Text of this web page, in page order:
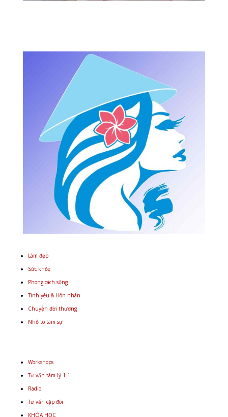
Làm đẹp
Sức khỏe
Phong cách sống
Tình yêu & Hôn nhân
Chuyện đời thường
Nhỏ to tâm sự
Workshops
Tư vấn tâm lý 1-1
Radio
Tư vấn cặp đôi
KHÓA HỌC